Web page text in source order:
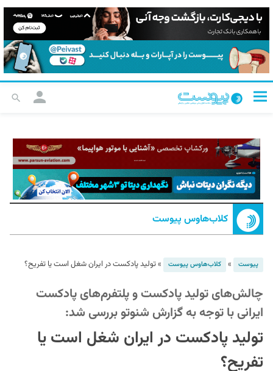
کلاب‌هاوس پیوست
پیوست » کلاب‌هاوس پیوست »تولید پادکست در ایران شغل است یا تفریح؟
چالش‌های تولید پادکست و پلتفرم‌های پادکست
ایرانی با توجه به گزارش شنوتو بررسی شد:
تولید پادکست در ایران شغل است یا
تفریح؟